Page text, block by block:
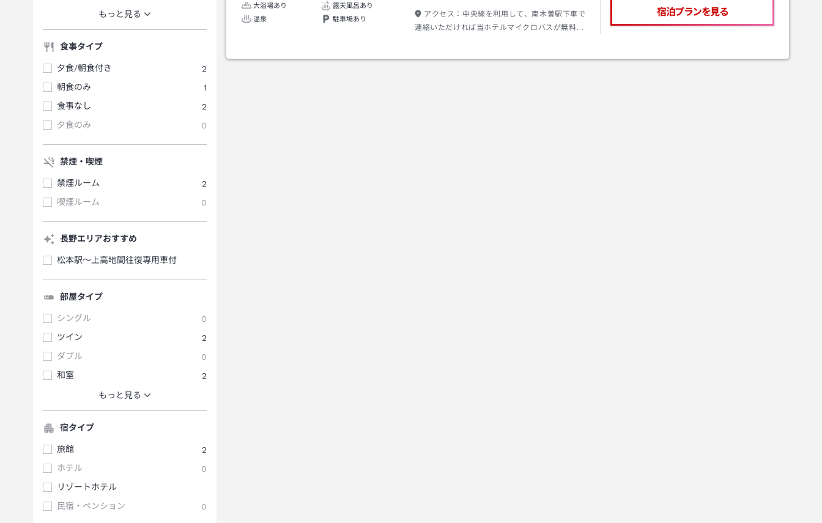
もっと見る
食事タイプ
夕食/朝食付き
2
朝食のみ
1
食事なし
2
夕食のみ
0
禁煙・喫煙
禁煙ルーム
2
喫煙ルーム
0
長野エリアおすすめ
松本駅～上高地間往復専用車付
部屋タイプ
シングル
0
ツイン
2
ダブル
0
和室
2
もっと見る
宿タイプ
旅館
2
ホテル
0
リゾートホテル
民宿・ペンション
0
大浴場あり
露天風呂あり
温泉
駐車場あり
アクセス： 中央線を利用して、南木曽駅下車で
連絡いただければ当ホテルマイクロバスが無料・
宿泊プランを見る